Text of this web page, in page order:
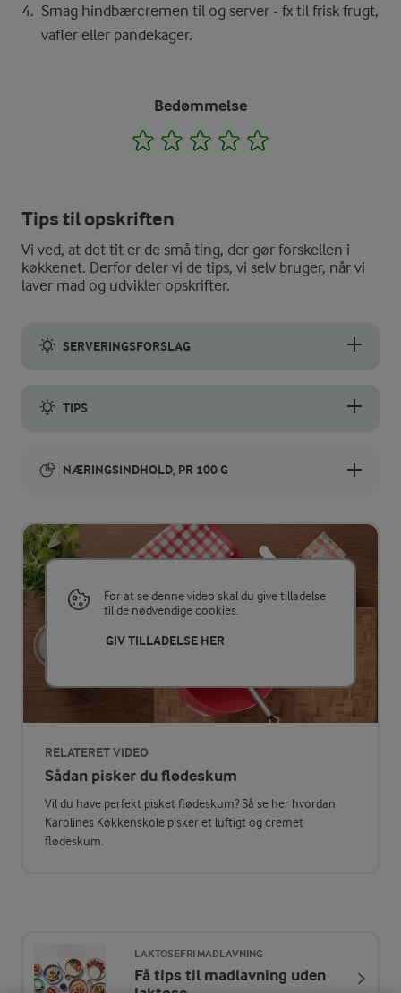
Smag hindbærcremen til og server - fx til frisk frugt,
vafler eller pandekager.
Bedømmelse
1 2 3 4
Tips til opskriften
Vi ved, at det tit er de små ting, der gør forskellen i
køkkenet. Derfor deler vi de tips, vi selv bruger, når vi
laver mad og udvikler opskrifter.
SERVERINGSFORSLAG
TIPS
NÆRINGSINDHOLD, PR 100 G
1007 kJ / 241 kcal
Energifordeling
ENERGI PR 100 G
Fiber:
0,4 g
Fedt:
22,2 g
Kulhydrat:
8,3 g
For at se denne video skal du give tilladelse
til de nødvendige cookies.
GIV TILLADELSE HER
RELATERET VIDEO
Sådan pisker du flødeskum
Vil du have perfekt pisket flødeskum? Så se her hvordan
Karolines Køkkenskole pisker et luftigt og cremet
flødeskum.
LAKTOSEFRI MADLAVNING
Få tips til madlavning uden